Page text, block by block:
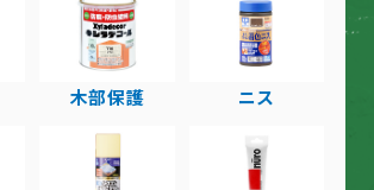
木部保護 ニス